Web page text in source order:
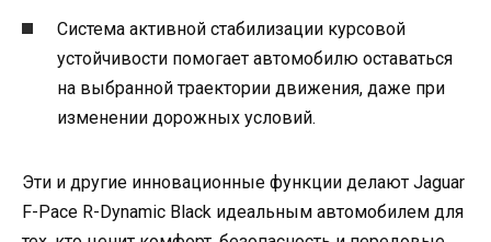
Система активной стабилизации курсовой
устойчивости помогает автомобилю оставаться
на выбранной траектории движения, даже при
изменении дорожных условий.
Эти и другие инновационные функции делают Jaguar
F-Pace R-Dynamic Black идеальным автомобилем для